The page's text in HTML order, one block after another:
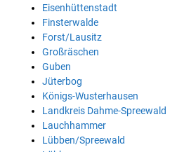
Eisenhüttenstadt
Finsterwalde
Forst/Lausitz
Großräschen
Guben
Jüterbog
Königs-Wusterhausen
Landkreis Dahme-Spreewald
Lauchhammer
Lübben/Spreewald